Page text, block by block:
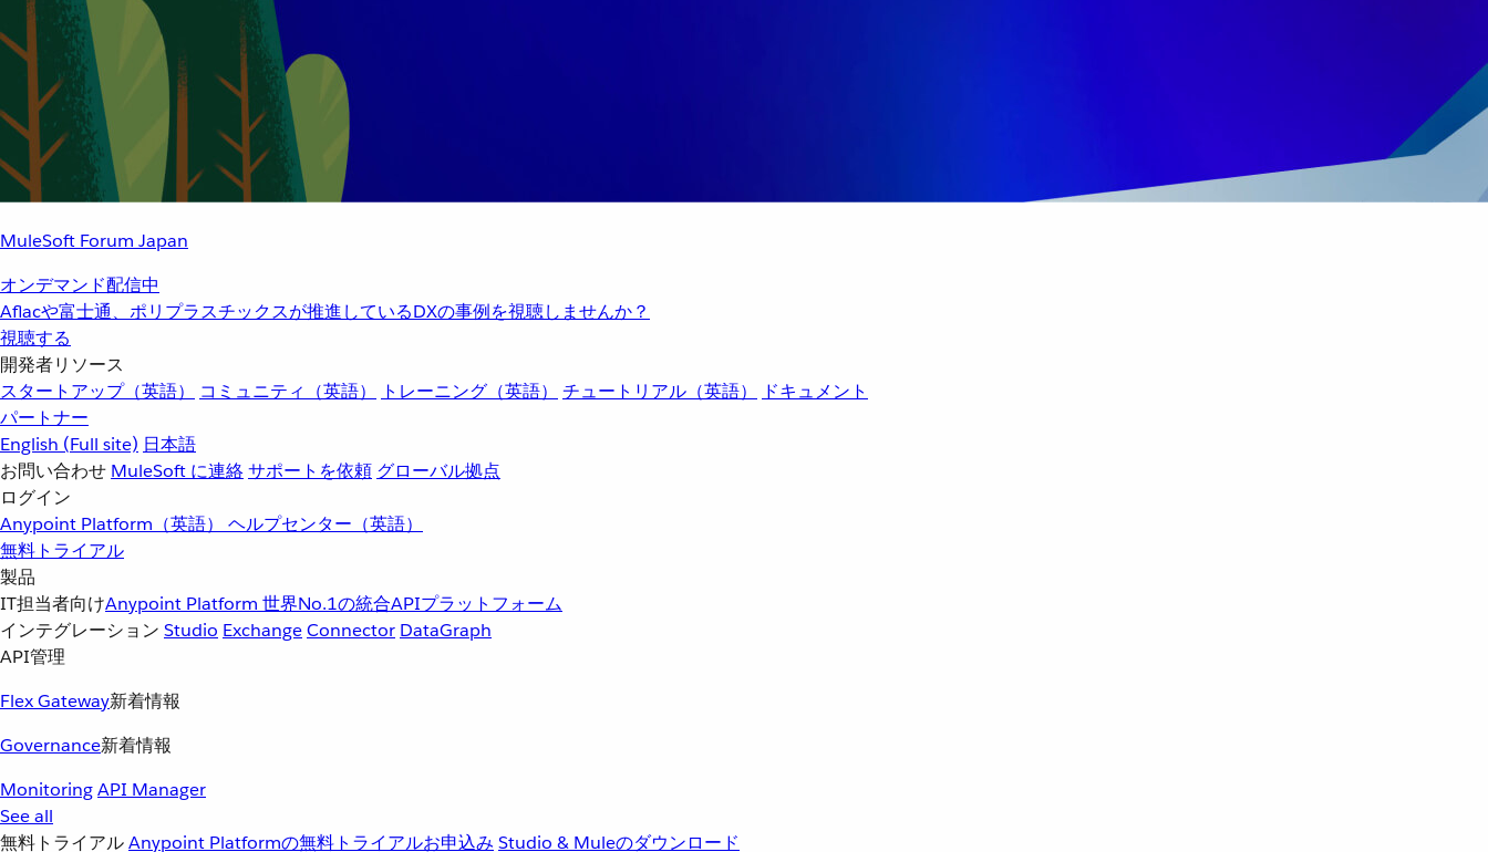
MuleSoft Forum Japan
オンデマンド配信中
Aflacや富士通、ポリプラスチックスが推進しているDXの事例を視聴しませんか？
視聴する
開発者リソース
スタートアップ（英語）
コミュニティ（英語） トレーニング（英語） チュートリアル（英語）
ドキュメント
パートナー
English (Full site) 日本語
お問い合わせ MuleSoft に連絡サポートを依頼 グローバル拠点
ログイン
Anypoint Platform（英語） ヘルプセンター（英語）
無料トライアル
製品
IT担当者向けAnypoint Platform 世界No.1の統合APIプラットフォーム
インテグレーション Studio ExchangeConnector DataGraph
API管理
Flex Gateway新着情報
Governance新着情報
MonitoringAPI Manager
See all
無料トライアルAnypoint Platformの無料トライアルお申込み Studio & Muleのダウンロード